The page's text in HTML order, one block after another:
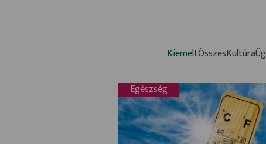
KiemeltÖsszesKultúra
Egészség